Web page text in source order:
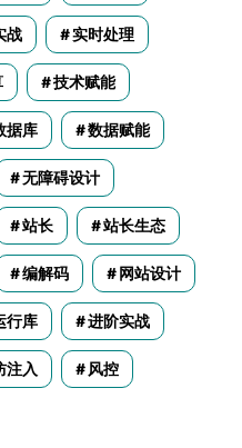
战 实时处理
技术赋能
据库 数据赋能
无障碍设计
站长 站长生态
编解码 网站设计
行库 进阶实战
注入 风控